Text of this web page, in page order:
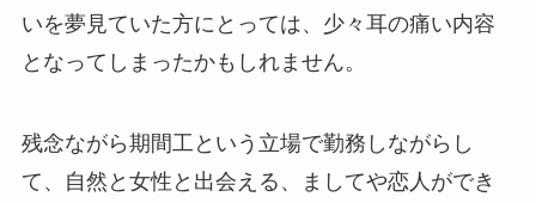
いを夢見ていた方にとっては、少々耳の痛い内容
となってしまったかもしれません。
残念ながら期間工という立場で勤務しながらし
て、自然と女性と出会える、ましてや恋人ができ